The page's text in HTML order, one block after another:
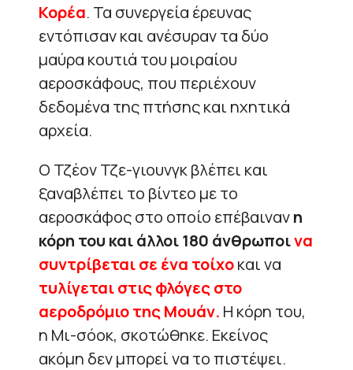
Κορέα. Τα συνεργεία έρευνας
εντόπισαν και ανέσυραν τα δύο
μαύρα κουτιά του μοιραίου
αεροσκάφους, που περιέχουν
δεδομένα της πτήσης και ηχητικά
αρχεία.
Ο Τζέον Τζε-γιουνγκ βλέπει και
ξαναβλέπει το βίντεο με το
αεροσκάφος στο οποίο επέβαινανη
κόρη του και άλλοι 180 άνθρωποινα
συντρίβεται σε ένα τοίχοκαι να
τυλίγεται στις φλόγες στο
αεροδρόμιο της Μουάν. Η κόρη του,
η Μι-σόοκ, σκοτώθηκε. Εκείνος
ακόμη δεν μπορεί να το πιστέψει.